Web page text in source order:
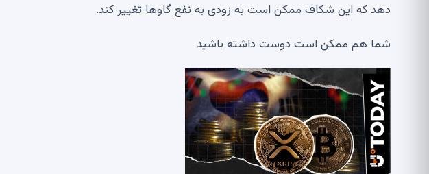
دهد که این شکاف ممکن است به زودی به نفع گاوها تغییر کند.
شما هم ممکن است دوست داشته باشید